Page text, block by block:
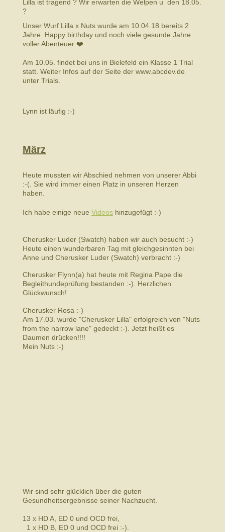
Lilla ist tragend ? Wir erwarten die Welpen u den 18.05.
?
Unser Wurf Lilla x Nuts wurde am 10.04.18 bereits 2
Jahre. Happy birthday und noch viele gesunde Jahre
voller Abenteuer ❤️
Am 10.05. findet bei uns in Bielefeld ein Klasse 1 Trial
statt. Weiter Infos auf der Seite der www.abcdev.de
unter Trials.
Lynn ist läufig :-)
März
Heute mussten wir Abschied nehmen von unserer Abbi
:-(. Sie wird immer einen Platz in unseren Herzen
haben.
Ich habe einige neue Videos hinzugefügt :-)
Cherusker Luder (Swatch) haben wir auch besucht :-)
Heute einen wunderbaren Tag mit gleichgesinnten bei
Anne und Cherusker Luder (Swatch) verbracht :-)
Cherusker Flynn(a) hat heute mit Regina Pape die
Begleithundeprüfung bestanden :-). Herzlichen
Glückwunsch!
Cherusker Rosa :-)
Am 17.03. wurde "Cherusker Lilla" erfolgreich von "Nuts
from the narrow lane" gedeckt :-). Jetzt heißt es
Daumen drücken!!!!
Mein Nuts :-)
Wir sind sehr glücklich über die guten
Gesundheitsergebnisse seiner Nachzucht.
13 x HD A, ED 0 und OCD frei,
1 x HD B, ED 0 und OCD frei :-).